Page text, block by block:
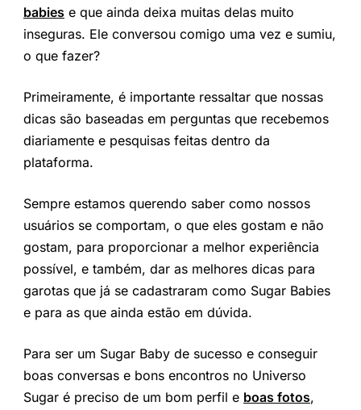
babiese que ainda deixa muitas delas muito
inseguras. Ele conversou comigo uma vez e sumiu,
o que fazer?
Primeiramente, é importante ressaltar que nossas
dicas são baseadas em perguntas que recebemos
diariamente e pesquisas feitas dentro da
plataforma.
Sempre estamos querendo saber como nossos
usuários se comportam, o que eles gostam e não
gostam, para proporcionar a melhor experiência
possível, e também, dar as melhores dicas para
garotas que já se cadastraram como Sugar Babies
e para as que ainda estão em dúvida.
Para ser um Sugar Baby de sucesso e conseguir
boas conversas e bons encontros no Universo
Sugar é preciso de um bom perfil e boas fotos,